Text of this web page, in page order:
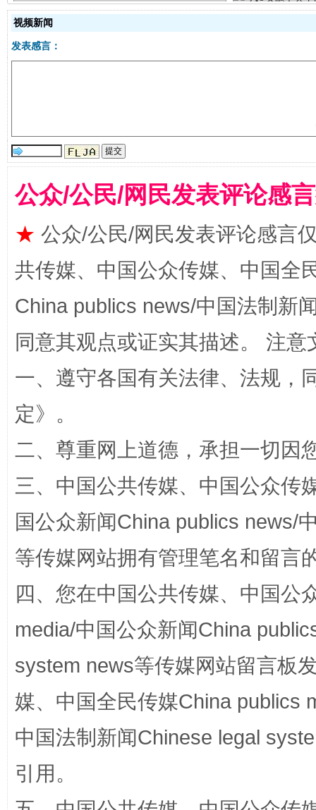
解纷+调解+退费，一次搞定
站台名比不上好声名
视频新闻
发表感言：
公众/公民/网民发表评论感
★ 公众/公民/网民发表评论感言
共传媒、中国公众传媒、中国全
China publics news/中国法制新
同意其观点或证实其描述。 注
一、遵守各国有关法律、法规，
定》。
二、尊重网上道德，承担一切因
三、中国公共传媒、中国公众传
国公众新闻China publics news/
等传媒网站拥有管理笔名和留言
四、您在中国公共传媒、中国公
media/中国公众新闻China
system news等传媒网站留言板
媒、中国全民传媒China publics
中国法制新闻Chinese legal
引用。